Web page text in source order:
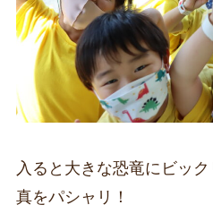
入ると大きな恐竜にビッ
真をパシャリ！